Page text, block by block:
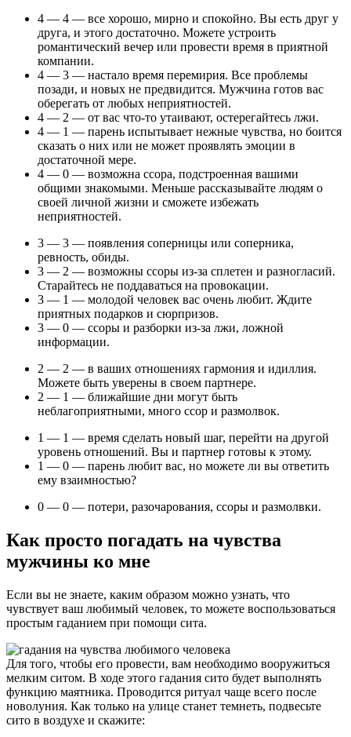
4 — 4 — все хорошо, мирно и спокойно. Вы есть друг у
друга, и этого достаточно. Можете устроить
романтический вечер или провести время в приятной
компании.
4 — 3 — настало время перемирия. Все проблемы
позади, и новых не предвидится. Мужчина готов вас
оберегать от любых неприятностей.
4 — 2 — от вас что-то утаивают, остерегайтесь лжи.
4 — 1 — парень испытывает нежные чувства, но боится
сказать о них или не может проявлять эмоции в
достаточной мере.
4 — 0 — возможна ссора, подстроенная вашими
общими знакомыми. Меньше рассказывайте людям о
своей личной жизни и сможете избежать
неприятностей.
3 — 3 — появления соперницы или соперника,
ревность, обиды.
3 — 2 — возможны ссоры из-за сплетен и разногласий.
Старайтесь не поддаваться на провокации.
3 — 1 — молодой человек вас очень любит. Ждите
приятных подарков и сюрпризов.
3 — 0 — ссоры и разборки из-за лжи, ложной
информации.
2 — 2 — в ваших отношениях гармония и идиллия.
Можете быть уверены в своем партнере.
2 — 1 — ближайшие дни могут быть
неблагоприятными, много ссор и размолвок.
1 — 1 — время сделать новый шаг, перейти на другой
уровень отношений. Вы и партнер готовы к этому.
1 — 0 — парень любит вас, но можете ли вы ответить
ему взаимностью?
0 — 0 — потери, разочарования, ссоры и размолвки.
Как просто погадать на чувства
мужчины ко мне
Если вы не знаете, каким образом можно узнать, что
чувствует ваш любимый человек, то можете воспользоваться
простым гаданием при помощи сита.
Для того, чтобы его провести, вам необходимо вооружиться
мелким ситом. В ходе этого гадания сито будет выполнять
функцию маятника. Проводится ритуал чаще всего после
новолуния. Как только на улице станет темнеть, подвесьте
сито в воздухе и скажите: